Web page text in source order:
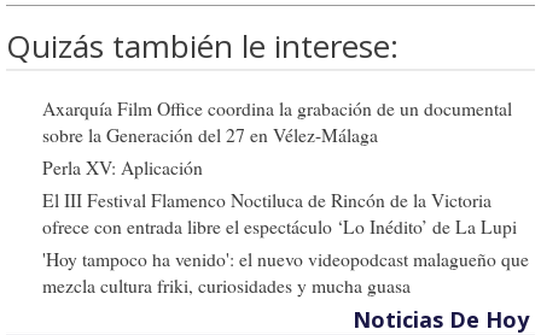
Quizás también le interese:
Axarquía Film Office coordina la grabación de un documental
sobre la Generación del 27 en Vélez-Málaga
Perla XV: Aplicación
El III Festival Flamenco Noctiluca de Rincón de la Victoria
ofrece con entrada libre el espectáculo ‘Lo Inédito’ de La Lupi
'Hoy tampoco ha venido': el nuevo videopodcast malagueño que
mezcla cultura friki, curiosidades y mucha guasa
Noticias De Hoy